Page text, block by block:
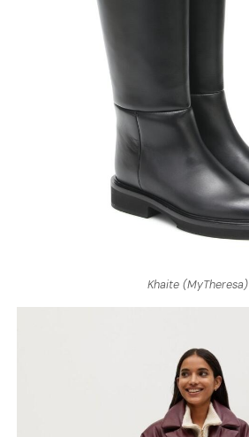
Khaite (MyTheresa)